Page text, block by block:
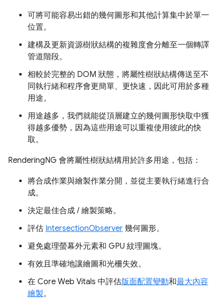
可將可能容易出錯的幾何圖形和其他計算集中於單一
位置。
建構及更新資源樹狀結構的複雜度會分離至一個轉譯
管道階段。
相較於完整的 DOM 狀態，將屬性樹狀結構傳送至不
同執行緒和程序會更簡單、更快速，因此可用於多種
用途。
用途越多，我們就能從頂層建立的幾何圖形快取中獲
得越多優勢，因為這些用途可以重複使用彼此的快
取。
RenderingNG 會將屬性樹狀結構用於許多用途，包括：
將合成作業與繪製作業分開，並從主要執行緒進行合
成。
決定最佳合成 / 繪製策略。
評估 IntersectionObserver 幾何圖形。
避免處理螢幕外元素和 GPU 紋理圖塊。
有效且準確地讓繪圖和光柵失效。
在 Core Web Vitals 中評估版面配置變動和最大內容
繪製。